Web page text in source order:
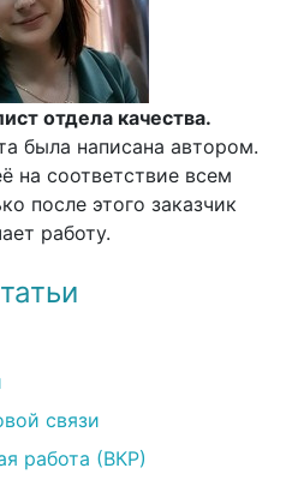
отдела качества.
была написана автором.
на соответствие всем
после этого заказчик
работу.
связи
работа (ВКР)